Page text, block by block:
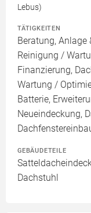
Lebus)
TÄTIGKEITEN
Beratung,
Reinigung /
Finanzierung,
Wartung /
Batterie,
Neueindeckung,
GEBÄUDETEILE
Dachstuhl